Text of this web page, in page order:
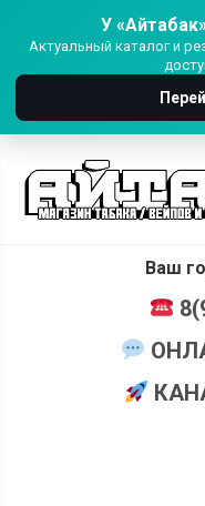
У
Актуальный каталог и
Ваш